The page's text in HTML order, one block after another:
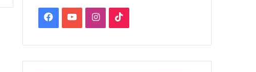
Facebook
YouTubeInstagram